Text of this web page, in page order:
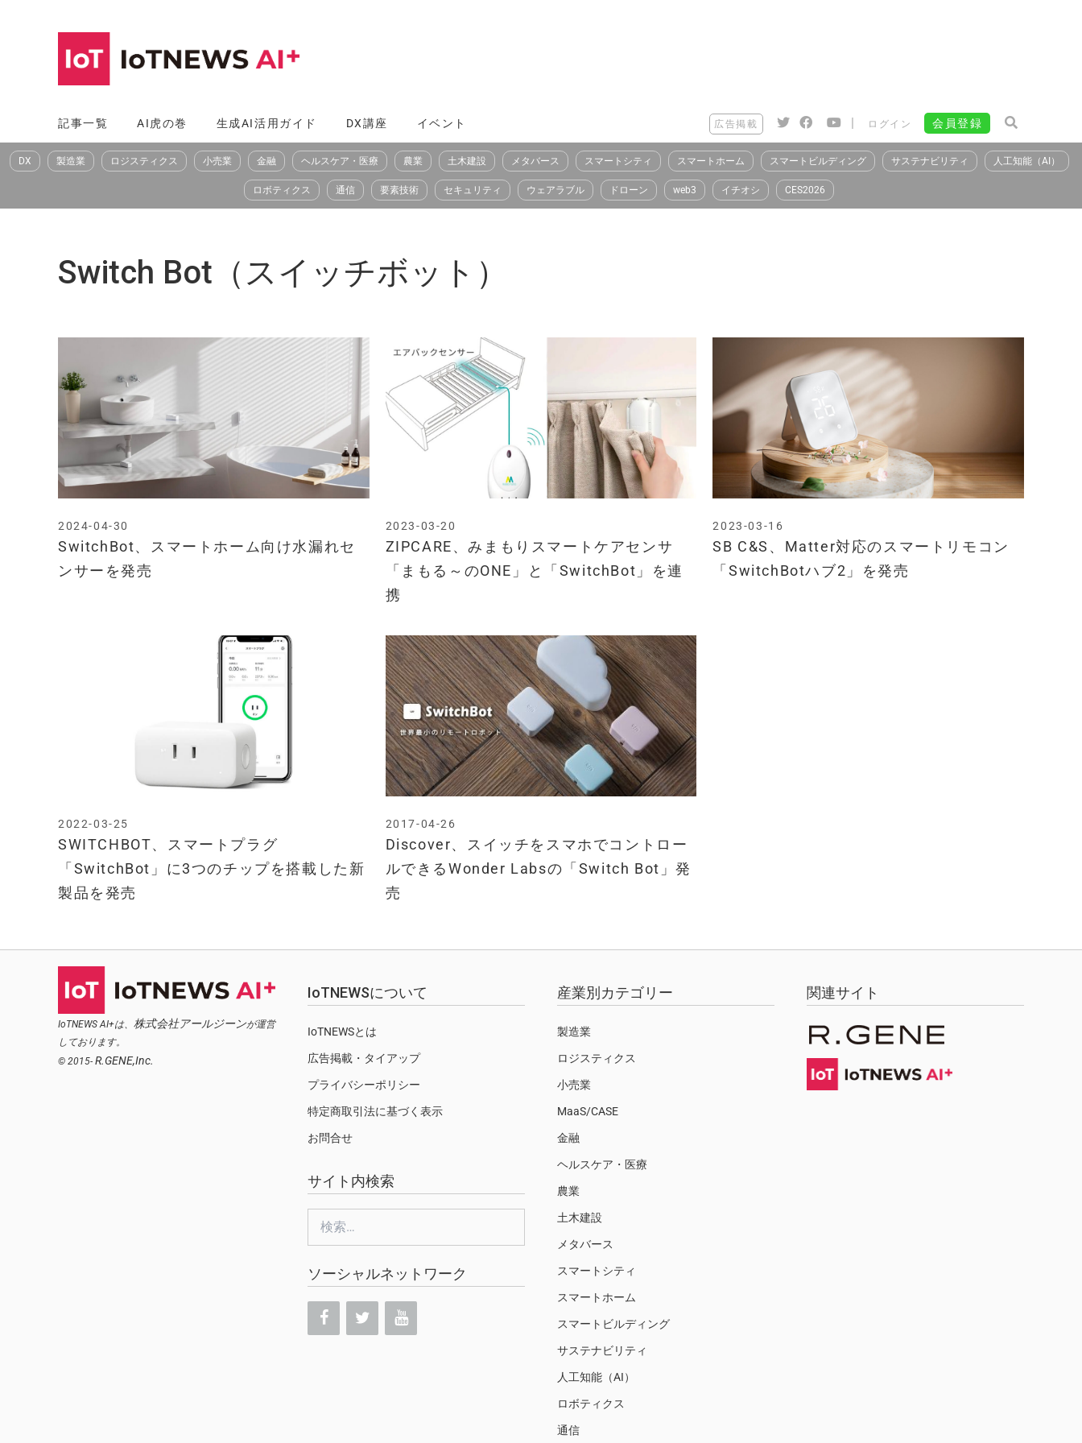
へ
ス
記事一覧 AI虎の巻 生成AI活用ガイド DX講座 イベント 広告掲載 | ログイン 会員登録
DX 製造業 ロジスティクス 小売業 金融 ヘルスケア・医療 農業 土木建設 メタバース スマートシティ スマートホーム スマートビルディング サステナビリティ 人工知能（AI）
ロボティクス 通信 要素技術 セキュリティ ウェアラブル ドローン web3 イチオシ CES2026
Switch Bot（スイッチボット）
SwitchBot、スマートホーム向け水漏れセ
ンサーを発売
2024-04-30
ZIPCARE、みまもりスマートケアセンサ
「まもる～のONE」と「SwitchBot」を連
携
2023-03-20
SB C&S、Matter対応のスマートリモコン
「SwitchBotハブ2」を発売
2023-03-16
SWITCHBOT、スマートプラグ
「SwitchBot」に3つのチップを搭載した新
製品を発売
2022-03-25
Discover、スイッチをスマホでコントロー
ルできるWonder Labsの「Switch Bot」発
売
2017-04-26
IoTNEWS AI+は、 株式会社アールジーンが運営
しております。
© 2015- R.GENE,Inc.
IoTNEWSについて
IoTNEWSとは
広告掲載・タイアップ
プライバシーポリシー
特定商取引法に基づく表示
お問合せ
サイト内検索
ソーシャルネットワーク
産業別カテゴリー
製造業
ロジスティクス
小売業
MaaS/CASE
金融
ヘルスケア・医療
農業
土木建設
メタバース
スマートシティ
スマートホーム
スマートビルディング
サステナビリティ
人工知能（AI）
ロボティクス
通信
関連サイト